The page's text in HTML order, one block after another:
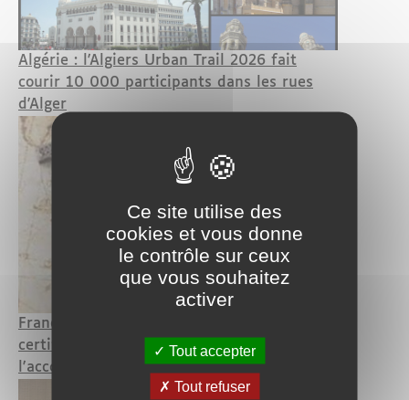
Algérie : l'Algiers Urban Trail 2026 fait
courir 10 000 participants dans les rues
d'Alger
France : une Algérienne obtient son
certificat de résidence de 10 ans grâce à
l'accord de 1968
Ce site utilise des
cookies et vous donne
le contrôle sur ceux
que vous souhaitez
activer
Tout accepter
Tout refuser